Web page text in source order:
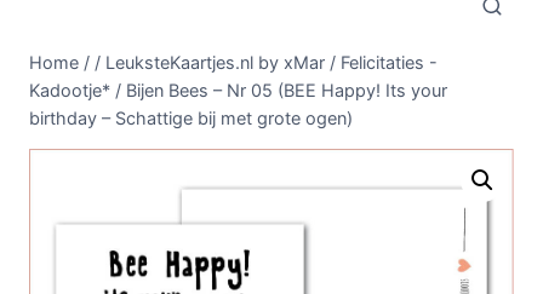
Home / / LeuksteKaartjes.nl by xMar / Felicitaties -
Kadootje* / Bijen Bees – Nr 05 (BEE Happy! Its your
birthday – Schattige bij met grote ogen)